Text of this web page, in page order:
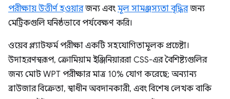
পরীক্ষায় উত্তীর্ণ হওয়ারজন্য এবং মূল সামঞ্জস্যতা বৃদ্ধিরজন্য
মেট্রিকগুলি ঘনিষ্ঠভাবে পর্যবেক্ষণ করি।
ওয়েব প্ল্যাটফর্ম পরীক্ষা একটি সহযোগিতামূলক প্রচেষ্টা।
উদাহরণস্বরূপ, ক্রোমিয়াম ইঞ্জিনিয়াররা CSS-এর বৈশিষ্ট্যগুলির
জন্য মোট WPT পরীক্ষার মাত্র 10% যোগ করেছে; অন্যান্য
ব্রাউজার বিক্রেতা, স্বাধীন অবদানকারী, এবং বিশেষ লেখক বাকি